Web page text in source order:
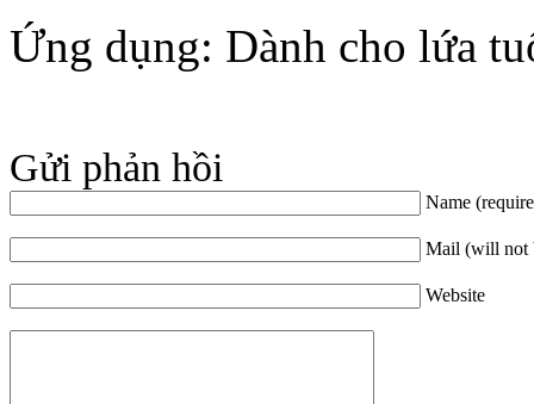
Ứng dụng: Dành cho lứa
Gửi phản hồi
Name
Mail (will not
Website